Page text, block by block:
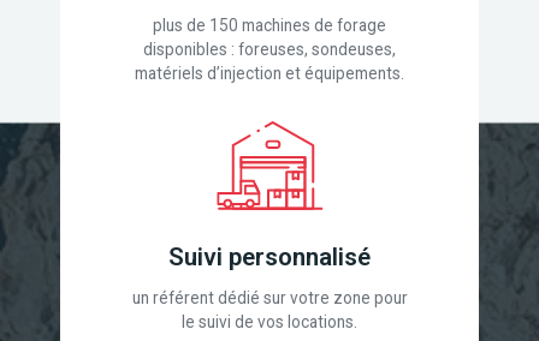
plus de 150 machines de forage
disponibles : foreuses, sondeuses,
matériels d’injection et équipements.
Suivi personnalisé
un référent dédié sur votre zone pour
le suivi de vos locations.